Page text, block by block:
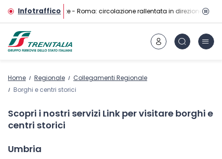
Vai al contenuto principale
Infotraffico
Linea AV Firenze - Roma: circolazione rallentata in direzione
Home Regionale
Collegamenti Regionale
Borghi e centri storici
Scopri i nostri servizi Link per visitare borghi e
centri storici
Umbria